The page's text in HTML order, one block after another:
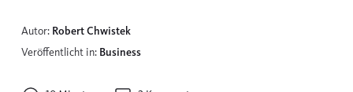
Autor: Robert Chwistek
Veröffentlicht in: Business